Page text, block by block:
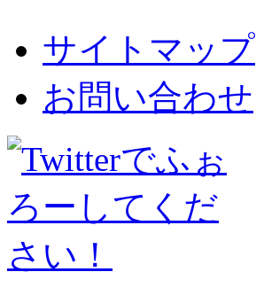
サイトマップ
お問い合わせ